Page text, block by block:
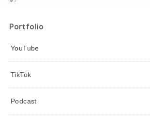
Portfolio
YouTube
TikTok
Podcast